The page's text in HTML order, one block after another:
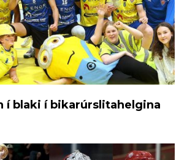
í blaki í bikarúrslitahelgina